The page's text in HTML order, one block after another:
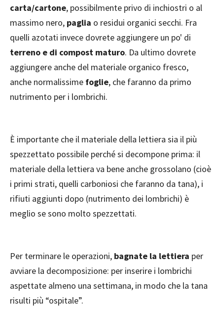
carta/cartone, possibilmente privo di inchiostri o al
massimo nero, paglia o residui organici secchi. Fra
quelli azotati invece dovrete aggiungere un po' di
terreno e di compost maturo. Da ultimo dovrete
aggiungere anche del materiale organico fresco,
anche normalissime foglie, che faranno da primo
nutrimento per i lombrichi.
È importante che il materiale della lettiera sia il più
spezzettato possibile perché si decompone prima: il
materiale della lettiera va bene anche grossolano (cioè
i primi strati, quelli carboniosi che faranno da tana), i
rifiuti aggiunti dopo (nutrimento dei lombrichi) è
meglio se sono molto spezzettati.
Per terminare le operazioni, bagnate la lettiera per
avviare la decomposizione: per inserire i lombrichi
aspettate almeno una settimana, in modo che la tana
risulti più “ospitale”.